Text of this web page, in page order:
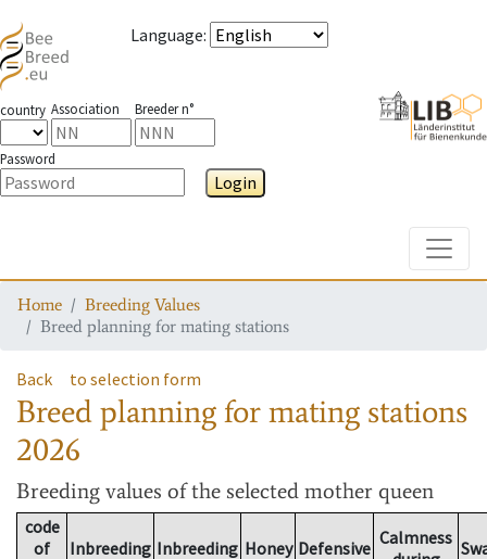
Language:
country Association Breeder n°
Password
Login
Home
Breeding Values
Breed planning for mating stations
Back to selection form
Breed planning for mating stations
2026
Breeding values of the selected mother queen
code
of
Inbreeding Inbreeding Honey Defensive Calmness